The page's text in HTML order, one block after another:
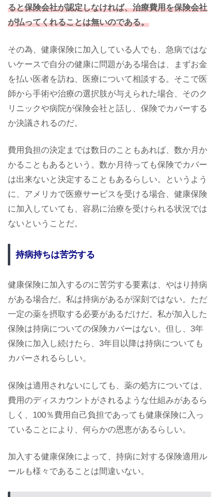
ると保険会社が認定しなければ、治療費用を保険会社
が払ってくれることは無いのである。
その為、健康保険に加入している人でも、急病ではな
いケースで自分の健康に問題がある場合は、まずお金
を払い医者を訪ね、医療について相談する。そこで医
師から手術や治療の選択肢が与えられた場合、そのク
リニックや病院が保険会社と話し、保険でカバーする
か決議されるのだ。
費用負担の決定までは数日のこともあれば、数か月か
かることもあるという。数か月待っても保険でカバー
は出来ないと決定することもあるらしい。というよう
に、アメリカで医療サービスを受ける場合、健康保険
に加入していても、容易に治療を受けられる状況では
ないということだ。
持病持ちは苦労する
健康保険に加入するのに苦労する要素は、やはり持病
がある場合だ。私は持病があるが深刻ではない。ただ
一定の薬を摂取する必要があるだけだ。私が加入した
保険は持病についての保険カバーはない。但し、3年
保険に加入し続けたら、3年目以降は持病についても
カバーされるらしい。
保険は適用されないにしても、薬の処方については、
費用のディスカウントがされるような仕組みがあるら
しく、100％費用自己負担であっても健康保険に入っ
ていることにより、何らかの恩恵があるらしい。
加入する健康保険によって、持病に対する保険適用ル
ールも様々であることは間違いない。